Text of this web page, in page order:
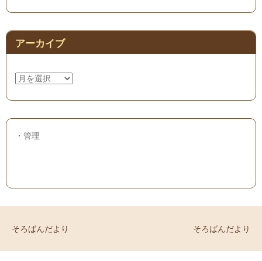
アーカイブ
ア
ー
カ
ブ
・ 管理
そろばんだより そろばんだより